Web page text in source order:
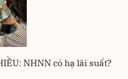
NHNN có hạ lãi suất?